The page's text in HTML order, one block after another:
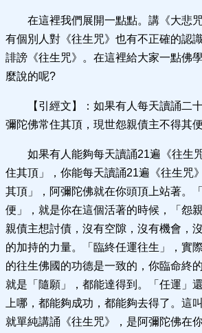
在這裡我們展開一點點。講《大悲
有個別人對《往生咒》也有不正確的認
誹謗《往生咒》。在這裡給大家一點佛
麼說的呢?
【引經文】：如果有人每天讀誦二
彌陀佛常住其頂，現世怨親債主不得其
如果有人能夠每天讀誦21遍《往生
住其頂」，你能每天讀誦21遍《往生咒
其頂」，阿彌陀佛就在你頭頂上站著。
便」，就是你在這個活著的時候，「怨
親債主想討債，沒有空隙，沒有機會，
的加持的力量。「臨終任運往生」，實
的往生佛國的功德是一致的，你臨命終
就是「隨願」，都能達得到。「任運」
上哪，都能夠成功，都能夠去得了。這
就單純講誦《往生咒》，是阿彌陀佛在